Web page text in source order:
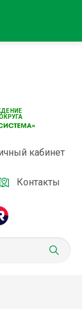
кабинет
Контакты